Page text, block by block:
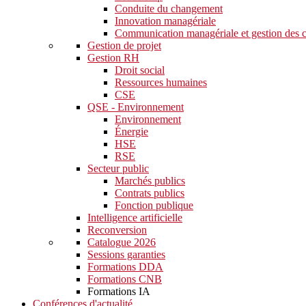
Conduite du changement
Innovation managériale
Communication managériale et gestion des
Gestion de projet
Gestion RH
Droit social
Ressources humaines
CSE
QSE - Environnement
Environnement
Énergie
HSE
RSE
Secteur public
Marchés publics
Contrats publics
Fonction publique
Intelligence artificielle
Reconversion
Catalogue 2026
Sessions garanties
Formations DDA
Formations CNB
Formations IA
Conférences d'actualité